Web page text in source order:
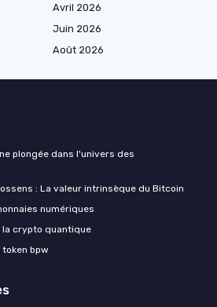
Avril 2026
Juin 2026
Août 2026
plongée dans l'univers des
: La valeur intrinsèque du Bitcoin
numériques
la crypto quantique
bpw